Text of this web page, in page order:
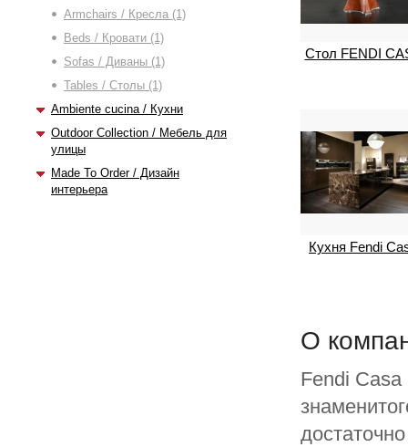
Armchairs / Кресла (1)
Beds / Кровати (1)
Sofas / Диваны (1)
Tables / Столы (1)
Ambiente cucina / Кухни
Outdoor Collection / Мебель для
улицы
Made To Order / Дизайн
интерьера
Стол FENDI
Кухня Fendi
О
Fendi Casa